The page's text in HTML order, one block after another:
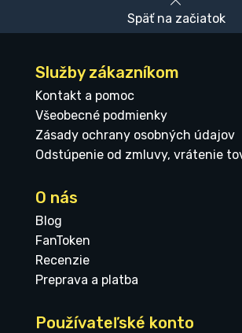
Späť na začiatok
Služby zákazníkom
Kontakt a pomoc
Všeobecné podmienky
Zásady ochrany osobných údajov
Odstúpenie od zmluvy, vrátenie
O nás
Blog
FanToken
Recenzie
Preprava a platba
Používateľské konto